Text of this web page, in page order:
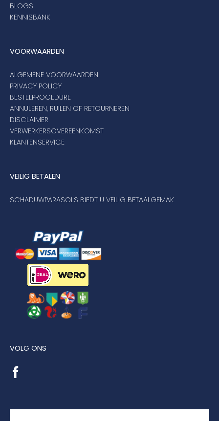
BLOGS
KENNISBANK
VOORWAARDEN
ALGEMENE VOORWAARDEN
PRIVACY POLICY
BESTELPROCEDURE
ANNULEREN, RUILEN OF RETOURNEREN
DISCLAIMER
VERWERKERSOVEREENKOMST
KLANTENSERVICE
VEILIG BETALEN
SCHADUWPARASOLS BIEDT U VEILIG BETAALGEMAK
VOLG ONS